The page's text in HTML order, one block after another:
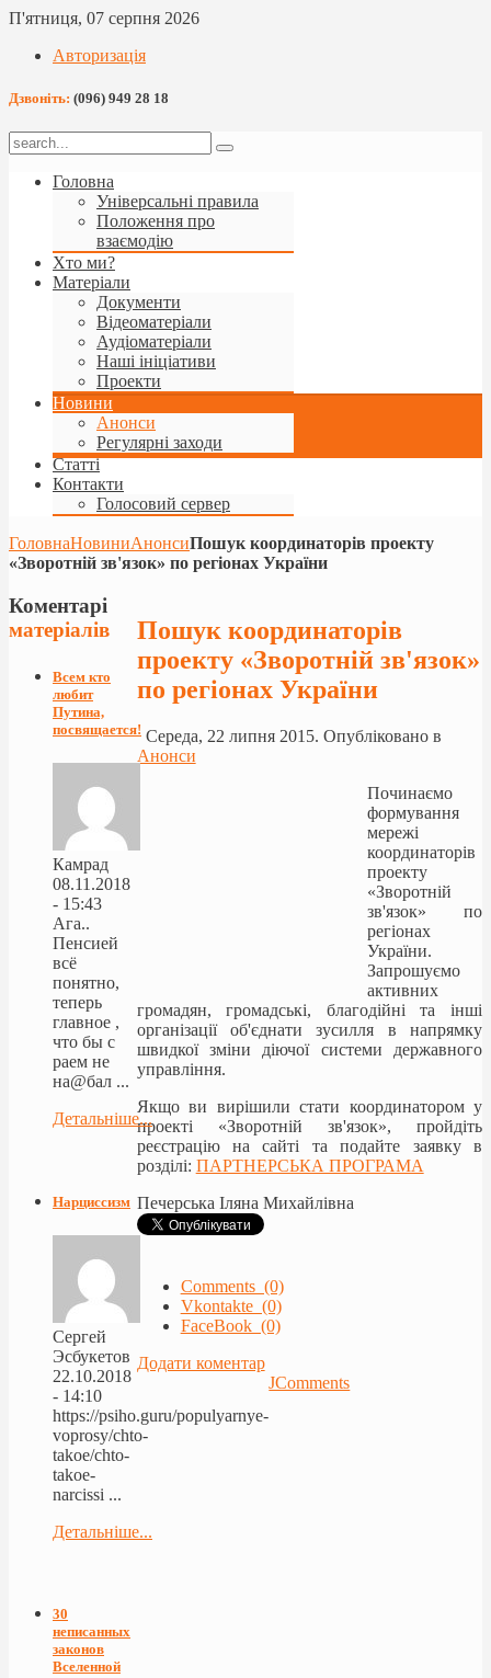
П'ятниця, 07 серпня 2026
Авторизація
Дзвоніть: (096) 949 28 18
Головна
Універсальні правила
Положення про
взаємодію
Хто ми?
Матеріали
Документи
Відеоматеріали
Аудіоматеріали
Наші ініціативи
Проекти
Новини
Анонси
Регулярні заходи
Статті
Контакти
Голосовий сервер
ГоловнаНовиниАнонсиПошук координаторів проекту
«Зворотній зв'язок» по регіонах України
Пошук координаторів
проекту «Зворотній зв'язок»
по регіонах України
Середа, 22 липня 2015. Опубліковано в
Анонси
Починаємо
формування
мережі
координаторів
проекту
«Зворотній
зв'язок» по
регіонах
України.
Запрошуємо
активних
громадян, громадські, благодійні та інші
організації об'єднати зусилля в напрямку
швидкої зміни діючої системи державного
управління.
Якщо ви вирішили стати координатором у
проекті «Зворотній зв'язок», пройдіть
реєстрацію на сайті та подайте заявку в
розділі: ПАРТНЕРСЬКА ПРОГРАМА
Печерська Іляна Михайлівна
Comments (0)
Vkontakte (0)
FaceBook (0)
Додати коментар
JComments
Коментарі
матеріалів
Всем кто
любит
Путина,
посвящается!
Камрад
08.11.2018
- 15:43
Ага..
Пенсией
всё
понятно,
теперь
главное ,
что бы с
раем не
на@бал ...
Детальніше...
Нарциссизм
Сергей
Эсбукетов
22.10.2018
- 14:10
https://psiho.guru/populyarnye-
voprosy/chto-
takoe/chto-
takoe-
narcissi ...
Детальніше...
30
неписанных
законов
Вселенной